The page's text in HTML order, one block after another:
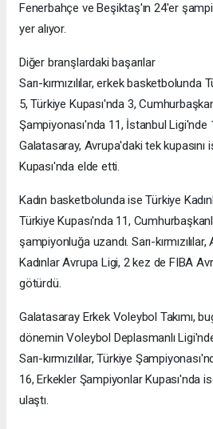
Fenerbahçe ve Beşiktaş'ın 24'er
yer alıyor.
Diğer branşlardaki başarılar
Sarı-kırmızılılar, erkek
5, Türkiye Kupası'nda 3,
Şampiyonası'nda 11, İstanbul Ligi'nde
Galatasaray, Avrupa'daki tek kupasını
Kupası'nda elde etti.
Kadın basketbolunda ise Türkiye
Türkiye Kupası'nda 11,
şampiyonluğa uzandı. Sarı-
Kadınlar Avrupa Ligi, 2 kez de FIBA
götürdü.
Galatasaray Erkek Voleybol Takımı,
dönemin Voleybol Deplasmanlı
Sarı-kırmızılılar, Türkiye
16, Erkekler Şampiyonlar Kupası'nda
ulaştı.